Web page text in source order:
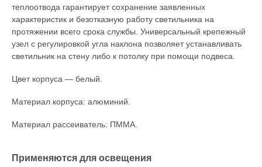
теплоотвода гарантирует сохранение заявленных
характеристик и безотказную работу светильника на
протяжении всего срока службы. Универсальный крепежный
узел с регулировкой угла наклона позволяет устанавливать
светильник на стену либо к потолку при помощи подвеса.
Цвет корпуса — белый.
Материал корпуса: алюминий.
Материал рассеиватель: ПММА.
Применяются для освещения